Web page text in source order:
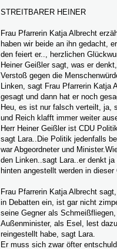
STREITBARER HEINER
Frau Pfarrerin Katja Albrecht
haben wir beide an ihn gedacht,
den feiert er.., herzlichen
Heiner Geißler sagt, was er
Verstoß gegen die
Linken, sagt Frau Pfarrerin Katja
gesagt und dann hat er noch
Heu, es ist nur falsch verteilt, ja,
und Reich klafft immer weiter
Herr Heiner Geißler ist CDU
sagt Lara..Die Politik jedenfalls
war Abgeordneter und
den Linken..sagt Lara..er denkt
hinten angestellt werden in
Frau Pfarrerin Katja Albrecht
in Debatten ein, ist gar nicht
seine Gegner als
Außenminister, als Esel, lest
reingestellt habe, sagt Lara.
Er muss sich zwar öfter